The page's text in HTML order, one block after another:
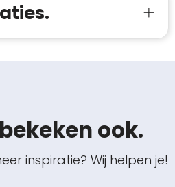
ook.
inspiratie? Wij helpen je!